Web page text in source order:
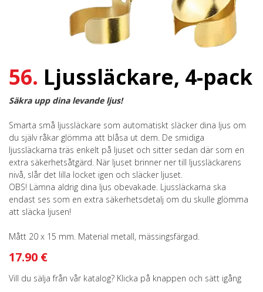
56. Ljussläckare, 4-pack
Säkra upp dina levande ljus!
Smarta små ljussläckare som automatiskt släcker dina ljus om
du själv råkar glömma att blåsa ut dem. De smidiga
ljussläckarna träs enkelt på ljuset och sitter sedan där som en
extra säkerhetsåtgärd. När ljuset brinner ner till ljussläckarens
nivå, slår det lilla locket igen och släcker ljuset.
OBS! Lämna aldrig dina ljus obevakade. Ljussläckarna ska
endast ses som en extra säkerhetsdetalj om du skulle glömma
att släcka ljusen!
Mått 20 x 15 mm. Material metall, mässingsfärgad.
17.90 €
Vill du sälja från vår katalog? Klicka på knappen och sätt igång